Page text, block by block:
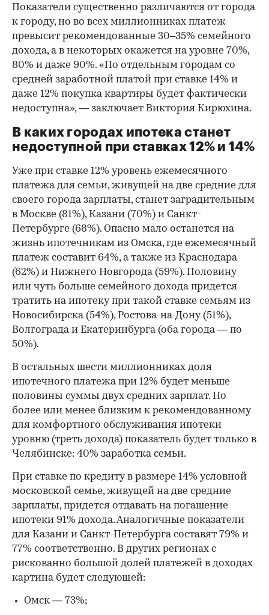
Показатели существенно различаются от города
к городу, но во всех миллионниках платеж
превысит рекомендованные 30–35% семейного
дохода, а в некоторых окажется на уровне 70%,
80% и даже 90%. «По отдельным городам со
средней заработной платой при ставке 14% и
даже 12% покупка квартиры будет фактически
недоступна», — заключает Виктория Кирюхина.
В каких городах ипотека станет
недоступной при ставках 12% и 14%
Уже при ставке 12% уровень ежемесячного
платежа для семьи, живущей на две средние для
своего города зарплаты, станет заградительным
в Москве (81%), Казани (70%) и Санкт-
Петербурге (68%). Опасно мало останется на
жизнь ипотечникам из Омска, где ежемесячный
платеж составит 64%, а также из Краснодара
(62%) и Нижнего Новгорода (59%). Половину
или чуть больше семейного дохода придется
тратить на ипотеку при такой ставке семьям из
Новосибирска (54%), Ростова-на-Дону (51%),
Волгограда и Екатеринбурга (оба города — по
50%).
В остальных шести миллионниках доля
ипотечного платежа при 12% будет меньше
половины суммы двух средних зарплат. Но
более или менее близким к рекомендованному
для комфортного обслуживания ипотеки
уровню (треть дохода) показатель будет только в
Челябинске: 40% заработка семьи.
При ставке по кредиту в размере 14% условной
московской семье, живущей на две средние
зарплаты, придется отдавать на погашение
ипотеки 91% дохода. Аналогичные показатели
для Казани и Санкт-Петербурга составят 79% и
77% соответственно. В других регионах с
рискованно большой долей платежей в доходах
картина будет следующей:
Омск — 73%;